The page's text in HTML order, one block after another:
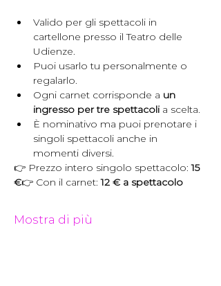
Valido per gli spettacoli in
cartellone presso il Teatro delle
Udienze.
Puoi usarlo tu personalmente o
regalarlo.
Ogni carnet corrisponde a un
ingresso per tre spettacoli a scelta.
È nominativo ma puoi prenotare i
singoli spettacoli anche in
momenti diversi.
👉 Prezzo intero singolo spettacolo: 15
€👉 Con il carnet: 12 € a spettacolo
Mostra di più